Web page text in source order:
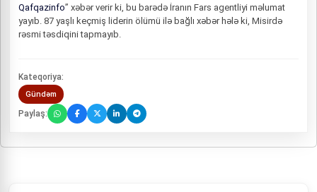
Qafqazinfo” xəbər verir ki, bu barədə İranın Fars agentliyi məlumat
yayıb. 87 yaşlı keçmiş liderin ölümü ilə bağlı xəbər hələ ki, Misirdə
rəsmi təsdiqini tapmayıb.
Kateqoriya:
Gündəm
Paylaş: